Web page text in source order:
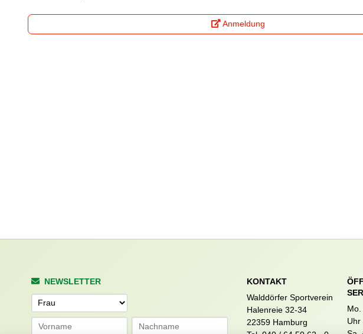
Anmeldung
NEWSLETTER
Anrede
KONTAKT
Walddörfer Sportverein
Halenreie 32-34
22359 Hamburg
Uhr